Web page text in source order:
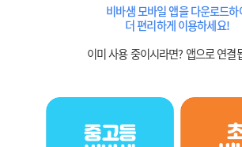
비바샘 모바일 앱을 다운로드하
더 편리하게 이용하세요!
이미 사용 중이시라면? 앱으로 연결